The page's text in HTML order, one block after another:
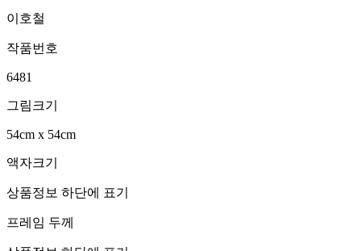
이호철
작품번호
6481
그림크기
54cm x 54cm
액자크기
상품정보 하단에 표기
프레임 두께